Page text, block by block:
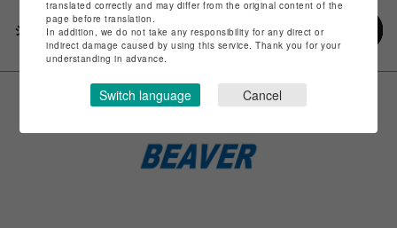
シェアする
translated correctly and may differ from the original content of the
page before translation.
In addition, we do not take any responsibility for any direct or
indirect damage caused by using this service. Thank you for your
understanding in advance.
Switch language Cancel